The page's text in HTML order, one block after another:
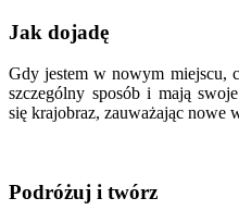
Jak dojadę
Gdy jestem w nowym miejscu,
szczególny sposób i mają
się krajobraz, zauważając nowe
Podróżuj i twórz